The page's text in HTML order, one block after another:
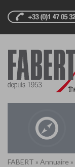
FABERT » Annuaire »